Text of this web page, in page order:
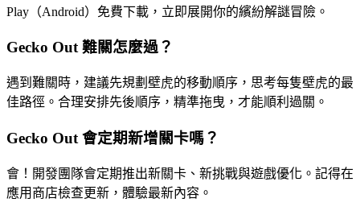
Play（Android）免費下載，立即展開你的繽紛解謎冒險。
Gecko Out 難關怎麼過？
遇到難關時，建議先規劃壁虎的移動順序，思考每隻壁虎的最
佳路徑。合理安排先後順序，精準拖曳，才能順利過關。
Gecko Out 會定期新增關卡嗎？
會！開發團隊會定期推出新關卡、新挑戰與遊戲優化。記得在
應用商店檢查更新，體驗最新內容。